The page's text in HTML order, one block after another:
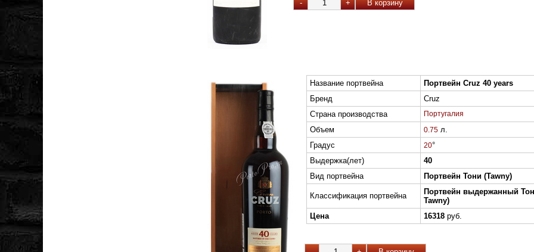
Название портвейна
Портвейн Cruz 40 years
Бренд
Cruz
Страна производства
Португалия
Объем 0.75 л.
Градус
20°
Выдержка(лет)
40
Вид портвейна
Портвейн Тони (Tawny)
Классификация портвейна
Портвейн выдержанный
Tawny)
Цена
16318 руб.